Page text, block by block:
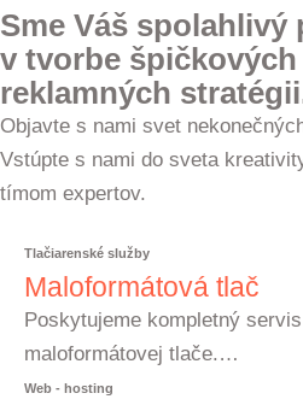
Sme Váš spolahlivý
v tvorbe
reklamných
Objavte s nami svet
Vstúpte s nami do sveta
tímom expertov.
Tlačiarenské služby
Maloformátová tlač
Poskytujeme kompletný
maloformátovej tlače.…
Web - hosting